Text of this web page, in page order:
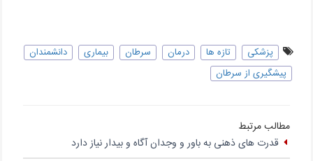
پزشکی تازه ها درمان‌ سرطان بیماری
دانشمندان
پیشگیری از سرطان
مطالب مرتبط
قدرت های ذهنی به باور و وجدان آگاه و بیدار نیاز دارد